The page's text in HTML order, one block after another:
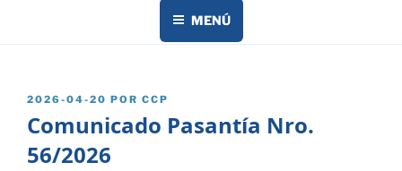
MENÚ
PUBLICADO
2026-04-20 POR CCP
Comunicado Pasantía Nro.
56/2026